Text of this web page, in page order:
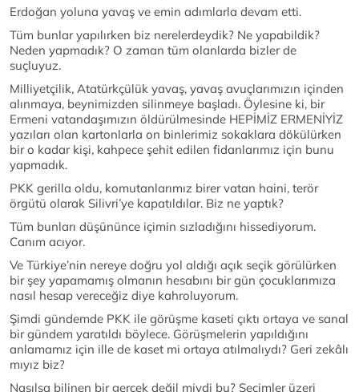
Erdoğan yoluna yavaş ve emin adımlarla devam etti.
Tüm bunlar yapılırken biz nerelerdeydik? Ne yapabildik?
Neden yapmadık? O zaman tüm olanlarda bizler de
suçluyuz.
Milliyetçilik, Atatürkçülük yavaş, yavaş avuçlarımızın içinden
alınmaya, beynimizden silinmeye başladı. Öylesine ki, bir
Ermeni vatandaşımızın öldürülmesinde HEPİMİZ ERMENİYİZ
yazıları olan kartonlarla on binlerimiz sokaklara dökülürken
bir o kadar kişi, kahpece şehit edilen fidanlarımız için bunu
yapmadık.
PKK gerilla oldu, komutanlarımız birer vatan haini, terör
örgütü olarak Silivri’ye kapatıldılar. Biz ne yaptık?
Tüm bunları düşününce içimin sızladığını hissediyorum.
Canım acıyor.
Ve Türkiye’nin nereye doğru yol aldığı açık seçik görülürken
bir şey yapamamış olmanın hesabını bir gün çocuklarımıza
nasıl hesap vereceğiz diye kahroluyorum.
Şimdi gündemde PKK ile görüşme kaseti çıktı ortaya ve sanal
bir gündem yaratıldı böylece. Görüşmelerin yapıldığını
anlamamız için ille de kaset mi ortaya atılmalıydı? Geri zekâlı
mıyız biz?
Nasılsa bilinen bir gerçek değil miydi bu? Seçimler üzeri